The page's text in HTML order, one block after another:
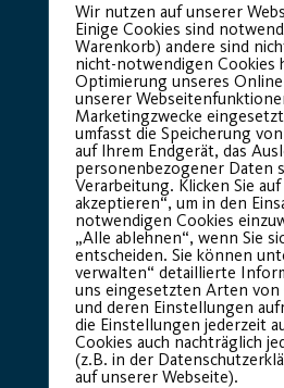
Basic
Wir nutzen auf unserer
Einige Cookies sind
Warenkorb) andere sind
nicht-notwendigen Cookies
Optimierung unseres
unserer
Marketingzwecke
umfasst die Speicherung
auf Ihrem Endgerät, das
personenbezogener Daten
Verarbeitung. Klicken Sie
akzeptieren“, um in den
notwendigen Cookies
„Alle ablehnen“, wenn Sie
entscheiden. Sie können
verwalten“ detaillierte
uns eingesetzten Arten von
und deren Einstellungen
die Einstellungen jederzeit
Cookies auch nachträglich
(z.B. in der
auf unserer Webseite).